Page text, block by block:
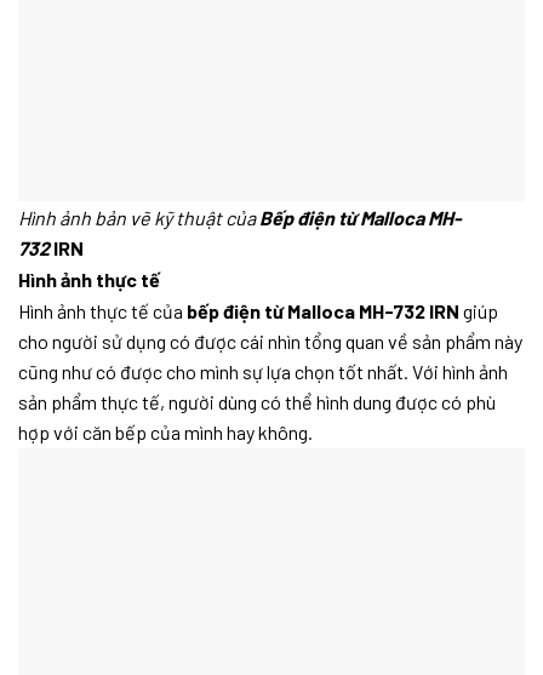
Hình ảnh bản vẽ kỹ thuật củaBếp điện từ Malloca MH-
732IRN
Hình ảnh thực tế
Hình ảnh thực tế của bếp điện từ Malloca MH-732 IRN giúp
cho người sử dụng có được cái nhìn tổng quan về sản phẩm này
cũng như có được cho mình sự lựa chọn tốt nhất. Với hình ảnh
sản phẩm thực tế, người dùng có thể hình dung được có phù
hợp với căn bếp của mình hay không.